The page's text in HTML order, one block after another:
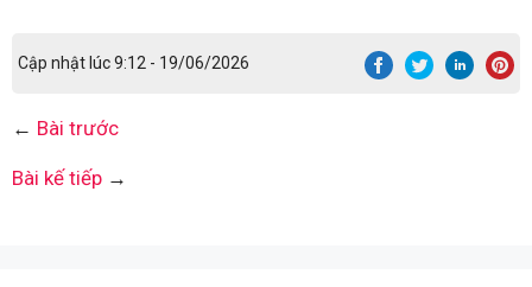
Cập nhật lúc 9:12 - 19/06/2026
← Bài trước
Bài kế tiếp →